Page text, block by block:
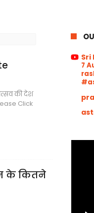
की देश
Click
के कितने
Sri
7